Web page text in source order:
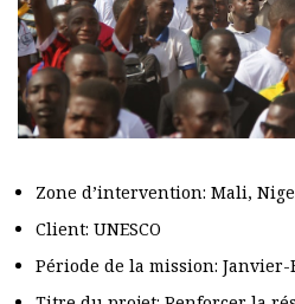
Zone d’intervention: Mali,
Client: UNESCO
Période de la mission: Janvier-